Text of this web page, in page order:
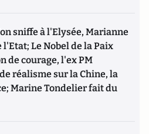
sniffe à l'Elysée, Marianne
Le Nobel de la Paix
de courage, l'ex PM
réalisme sur la Chine, la
Marine Tondelier fait du